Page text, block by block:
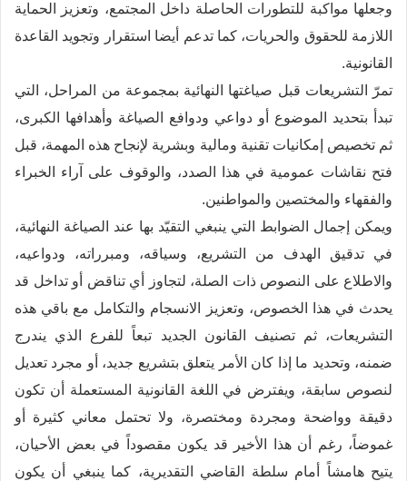
وجعلها مواكبة للتطورات الحاصلة داخل المجتمع، وتعزيز الحماية
اللازمة للحقوق والحريات، كما تدعم أيضا استقرار وتجويد القاعدة
القانونية.
تمرّ التشريعات قبل صياغتها النهائية بمجموعة من المراحل، التي
تبدأ بتحديد الموضوع أو دواعي ودوافع الصياغة وأهدافها الكبرى،
ثم تخصيص إمكانيات تقنية ومالية وبشرية لإنجاح هذه المهمة، قبل
فتح نقاشات عمومية في هذا الصدد، والوقوف على آراء الخبراء
والفقهاء والمختصين والمواطنين.
ويمكن إجمال الضوابط التي ينبغي التقيّد بها عند الصياغة النهائية،
في تدقيق الهدف من التشريع، وسياقه، ومبرراته، ودواعيه،
والاطلاع على النصوص ذات الصلة، لتجاوز أي تناقض أو تداخل قد
يحدث في هذا الخصوص، وتعزيز الانسجام والتكامل مع باقي هذه
التشريعات، ثم تصنيف القانون الجديد تبعاً للفرع الذي يندرج
ضمنه، وتحديد ما إذا كان الأمر يتعلق بتشريع جديد، أو مجرد تعديل
لنصوص سابقة، ويفترض في اللغة القانونية المستعملة أن تكون
دقيقة وواضحة ومجردة ومختصرة، ولا تحتمل معاني كثيرة أو
غموضاً، رغم أن هذا الأخير قد يكون مقصوداً في بعض الأحيان،
يتيح هامشاً أمام سلطة القاضي التقديرية، كما ينبغي أن يكون